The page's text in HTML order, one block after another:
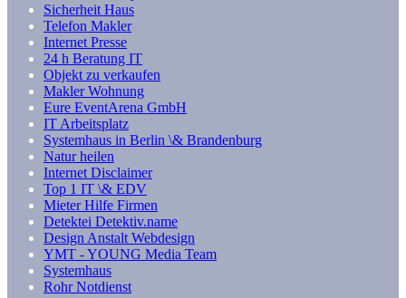
Sicherheit Haus
Telefon Makler
Internet Presse
24 h Beratung IT
Objekt zu verkaufen
Makler Wohnung
Eure EventArena GmbH
IT Arbeitsplatz
Systemhaus in Berlin \& Brandenburg
Natur heilen
Internet Disclaimer
Top 1 IT \& EDV
Mieter Hilfe Firmen
Detektei Detektiv.name
Design Anstalt Webdesign
YMT - YOUNG Media Team
Systemhaus
Rohr Notdienst